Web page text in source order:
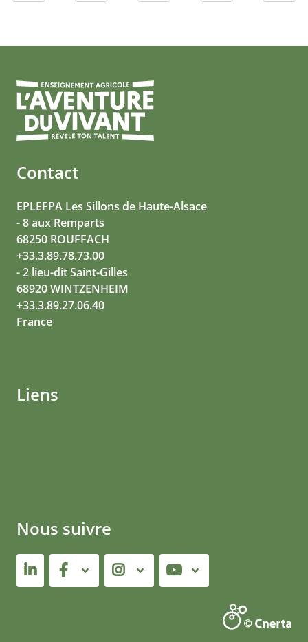
Contact
EPLEFPA Les Sillons de Haute-Alsace
- 8 aux Remparts
68250 ROUFFACH
+33.3.89.78.73.00
- 2 lieu-dit Saint-Gilles
68920 WINTZENHEIM
+33.3.89.27.06.40
France
Liens
Nous suivre